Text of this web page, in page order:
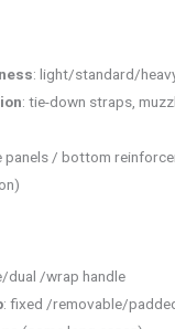
: light/standard/
: tie-down straps,
panels / bottom
dual /wrap handle
: fixed /removable/